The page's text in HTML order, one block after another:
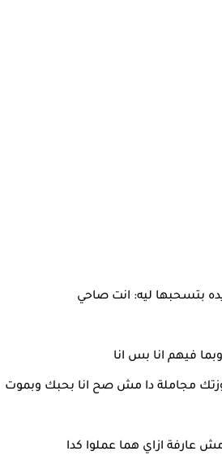
بتسحبها ليه: انت صاحي
فيهم انا بس انا
مجاملة دا مش صح انا بحبك وبموت
عارفة ازاي هما عملوا كدا